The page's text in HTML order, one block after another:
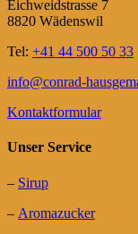
Eichweidstrasse 7
8820 Wädenswil
Tel: +41 44 500 50 33
info@conrad-
Kontaktformular
Unser Service
– Sirup
– Aromazucker